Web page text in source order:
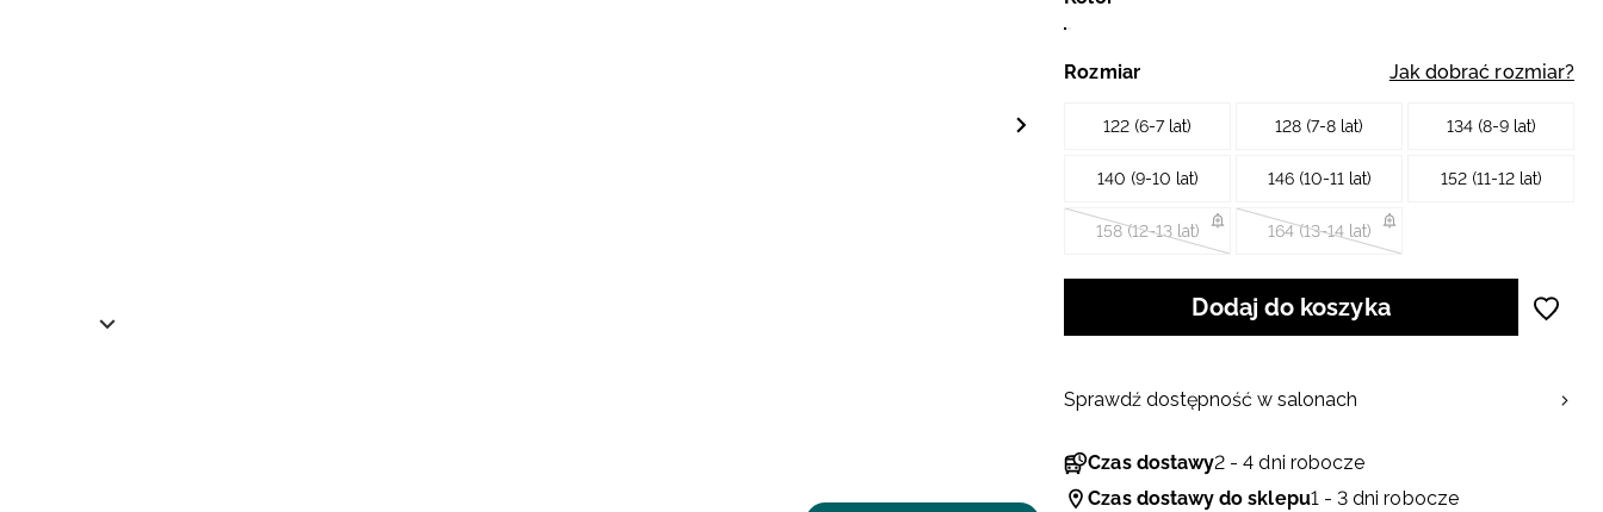
Rozmiar Jak dobrać rozmiar?
122 (6-7 lat) 128 (7-8 lat) 134 (8-9 lat)
140 (9-10 lat) 146 (10-11 lat) 152 (11-12 lat)
158 (12-13 lat) 164 (13-14 lat)
Dodaj do koszyka
Czas dostawy2 - 4 dni robocze
Czas dostawy do sklepu1 - 3 dni robocze
Sprawdź dostępność w salonach